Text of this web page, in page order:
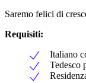
Saremo felici di
Requisiti:
Italiano
Tedesco